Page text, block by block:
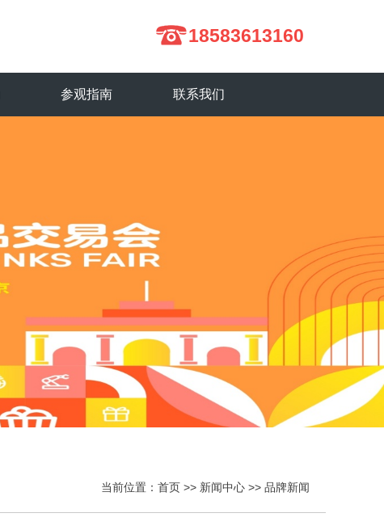
18583613160
参观指南 联系我们
当前位置： 首页 >> 新闻中心 >> 品牌新闻